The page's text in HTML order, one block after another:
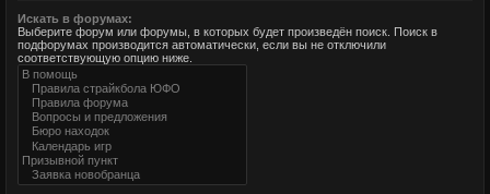
Искать в форумах:
Выберите форум или форумы, в которых будет произведён поиск. Поиск в
подфорумах производится автоматически, если вы не отключили
соответствующую опцию ниже.